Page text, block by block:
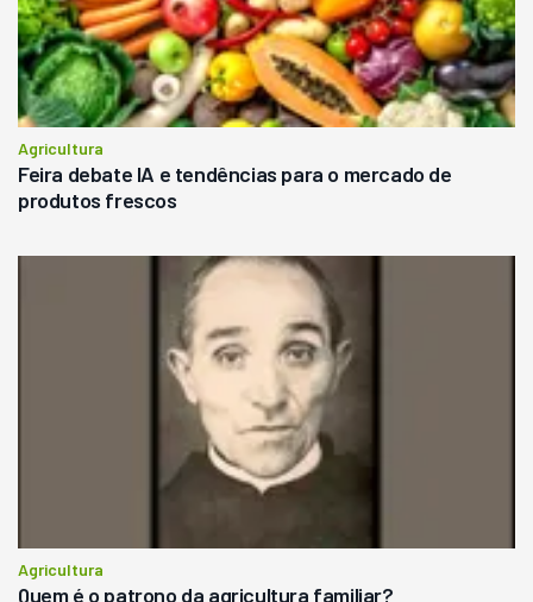
Agricultura
Feira debate IA e tendências para o mercado de
produtos frescos
Agricultura
Quem é o patrono da agricultura familiar?